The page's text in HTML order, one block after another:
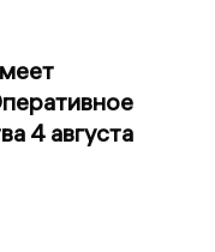
4 августа